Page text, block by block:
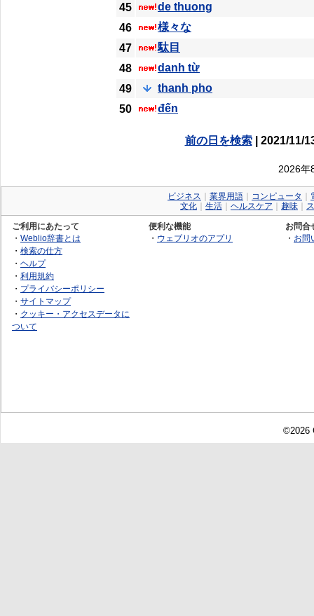
45
de thuong
46
様々な
47
駄目
48
danh từ
49
thanh pho
50
đến
前の日を検索| 2021/11/
2026年
ビジネス 業界用語 コンピュータ
文化
生活 ヘルスケア 趣味
ご利用にあたって
・ Weblio辞書とは
・ 検索の仕方
・ ヘルプ
・ 利用規約
・ プライバシーポリシー
・ サイトマップ
・ クッキー・アクセスデータに
ついて
便利な機能
・ ウェブリオのアプリ
お問合
・ お問
©2026